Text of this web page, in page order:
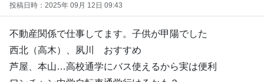
投稿日時：2025年 09月 12日 09:43
不動産関係で仕事してます。子供が甲陽でした
西北（高木）、夙川 おすすめ
芦屋、本山…高校通学にバス使えるから実は便利